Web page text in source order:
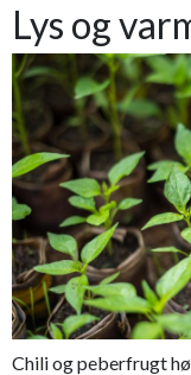
Lys og
Chili og peberfrugt